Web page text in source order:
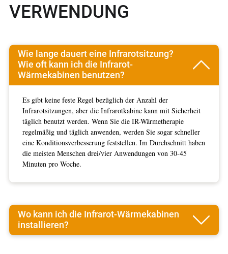
VERWENDUNG
Wie lange dauert eine Infrarotsitzung?
Wie oft kann ich die Infrarot-
Wärmekabinen benutzen?
Es gibt keine feste Regel bezüglich der Anzahl der
Infrarotsitzungen, aber die Infrarotkabine kann mit Sicherheit
täglich benutzt werden. Wenn Sie die IR-Wärmetherapie
regelmäßig und täglich anwenden, werden Sie sogar schneller
eine Konditionsverbesserung feststellen. Im Durchschnitt haben
die meisten Menschen drei/vier Anwendungen von 30-45
Minuten pro Woche.
Wo kann ich die Infrarot-Wärmekabinen
installieren?